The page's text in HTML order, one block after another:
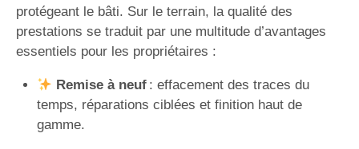
protégeant le bâti. Sur le terrain, la qualité des
prestations se traduit par une multitude d’avantages
essentiels pour les propriétaires :
Remise à neuf: effacement des traces du
temps, réparations ciblées et finition haut de
gamme.